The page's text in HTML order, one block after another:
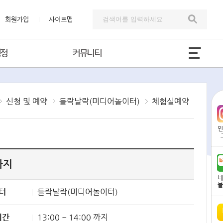
회원가입 사이트맵
커뮤니티
신청 및 예약 들락날락(미디어놀이터) 체험실예약
들락날락(미디어놀이터)
간 13:00 ~ 14:00 까지